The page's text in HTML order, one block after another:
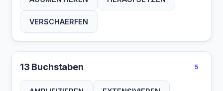
VERSCHAERFEN
13 Buchstaben 5